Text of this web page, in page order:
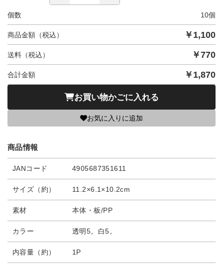
個数 10個
商品金額（税込） ￥ 1,100
送料（税込） ￥770
合計金額 ￥ 1,870
お買い物かごに入れる
お気に入りに追加
商品情報
JANコード 4905687351611
サイズ（約） 11.2×6.1×10.2cm
素材 本体・板/PP
カラー 透明5。白5。
内容量（約） 1P